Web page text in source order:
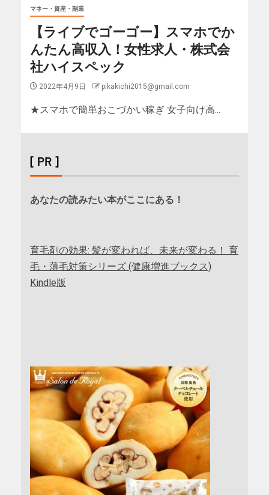
マネー・資産・副業
【ライブでゴーゴー】スマホでか
んたん高収入！女性求人・株式会
社ハイスペック
2022年4月9日 pikakichi2015@gmail.com
★スマホで簡単おこづかい稼ぎ 女子向け高...
[ PR ]
あなたの読みたい本がここにある！
育毛剤の効果: 髪が変われば、未来が変わる！ 育
毛・薄毛対策シリーズ (健康増進ブックス)
Kindle版